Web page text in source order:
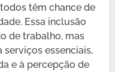
têm chance de
Essa inclusão
de trabalho, mas
serviços essenciais,
e à percepção de